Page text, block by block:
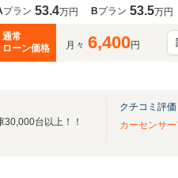
プラン 53.4万円 Bプラン 53.5万円
通常
ローン価格
月々 6,400円
台以上！！
クチコミ評価
カーセンサ